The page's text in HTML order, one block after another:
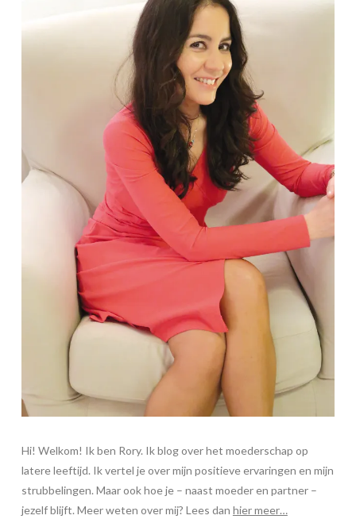
Hi! Welkom! Ik ben Rory. Ik blog over het moederschap op
latere leeftijd. Ik vertel je over mijn positieve ervaringen en mijn
strubbelingen. Maar ook hoe je – naast moeder en partner –
jezelf blijft. Meer weten over mij? Lees dan hier meer…